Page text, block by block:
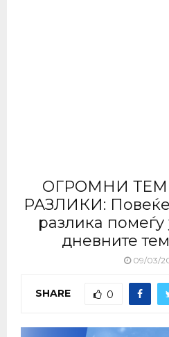
ОГРОМНИ
РАЗЛИКИ: Повеќе
разлика помеѓу
дневните
09/03/
SHARE 0